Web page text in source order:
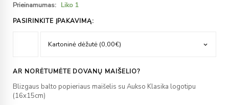
Prieinamumas: Liko 1
PASIRINKITE ĮPAKAVIMĄ:
AR NORĖTUMĖTE DOVANŲ MAIŠELIO?
Blizgaus balto popieriaus maišelis su Aukso Klasika logotipu
(16x15cm)